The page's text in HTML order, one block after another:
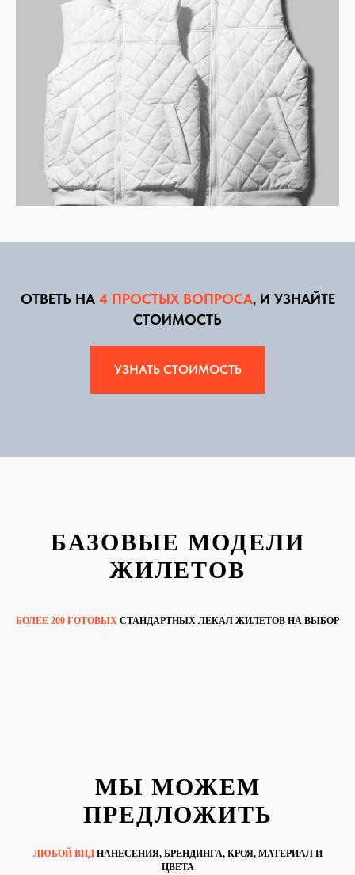
ОТВЕТЬ НА 4 ПРОСТЫХ ВОПРОСА, И УЗНАЙТЕ
СТОИМОСТЬ
УЗНАТЬ СТОИМОСТЬ
БАЗОВЫЕ МОДЕЛИ
ЖИЛЕТОВ
БОЛЕЕ 200 ГОТОВЫХ СТАНДАРТНЫХ ЛЕКАЛ ЖИЛЕТОВ НА ВЫБОР
МЫ МОЖЕМ
ПРЕДЛОЖИТЬ
ЛЮБОЙ ВИДНАНЕСЕНИЯ, БРЕНДИНГА, КРОЯ, МАТЕРИАЛ И
ЦВЕТА